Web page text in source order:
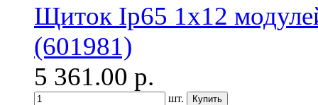
Щиток Ip65 1x12
(601981)
5 361.00 р.
шт.